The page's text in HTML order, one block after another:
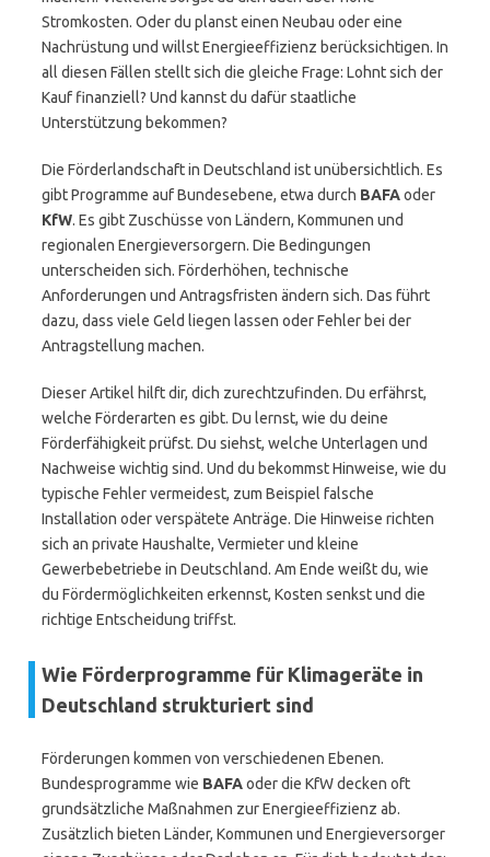
Stromkosten. Oder du planst einen Neubau oder eine
Nachrüstung und willst Energieeffizienz berücksichtigen. In
all diesen Fällen stellt sich die gleiche Frage: Lohnt sich der
Kauf finanziell? Und kannst du dafür staatliche
Unterstützung bekommen?
Die Förderlandschaft in Deutschland ist unübersichtlich. Es
gibt Programme auf Bundesebene, etwa durch BAFAoder
KfW. Es gibt Zuschüsse von Ländern, Kommunen und
regionalen Energieversorgern. Die Bedingungen
unterscheiden sich. Förderhöhen, technische
Anforderungen und Antragsfristen ändern sich. Das führt
dazu, dass viele Geld liegen lassen oder Fehler bei der
Antragstellung machen.
Dieser Artikel hilft dir, dich zurechtzufinden. Du erfährst,
welche Förderarten es gibt. Du lernst, wie du deine
Förderfähigkeit prüfst. Du siehst, welche Unterlagen und
Nachweise wichtig sind. Und du bekommst Hinweise, wie du
typische Fehler vermeidest, zum Beispiel falsche
Installation oder verspätete Anträge. Die Hinweise richten
sich an private Haushalte, Vermieter und kleine
Gewerbebetriebe in Deutschland. Am Ende weißt du, wie
du Fördermöglichkeiten erkennst, Kosten senkst und die
richtige Entscheidung triffst.
Wie Förderprogramme für Klimageräte in
Deutschland strukturiert sind
Förderungen kommen von verschiedenen Ebenen.
Bundesprogramme wie BAFAoder die KfW decken oft
grundsätzliche Maßnahmen zur Energieeffizienz ab.
Zusätzlich bieten Länder, Kommunen und Energieversorger